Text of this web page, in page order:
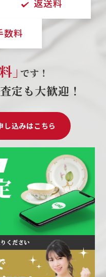
返送料
数料
｣ です！
定も大歓迎！
し込みはこちら